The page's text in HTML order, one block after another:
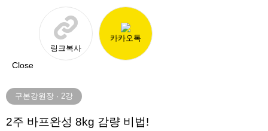
링크복사
카카오톡
Close
구본강원장 · 2강
2주 바프완성 8kg 감량 비법!